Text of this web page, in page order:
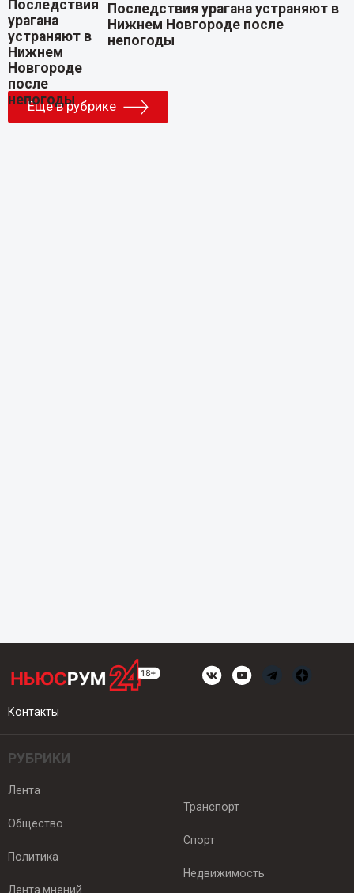
Последствия урагана устраняют в
Нижнем Новгороде после
непогоды
Еще в рубрике
Контакты
РУБРИКИ
Лента
Общество
Политика
Лента мнений
Транспорт
Спорт
Недвижимость